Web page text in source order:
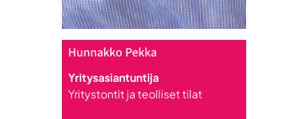
Hunnakko Pekka
Yritysasiantuntija
Yritystontit ja teolliset tilat